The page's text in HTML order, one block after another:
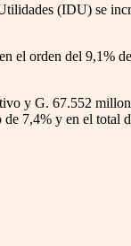
(IDU) se
el orden del
y G. 67.552
7,4% y en el total